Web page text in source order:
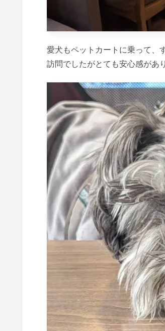
愛犬もペットカートに乗って、
訪問でしたがとても安心感があ